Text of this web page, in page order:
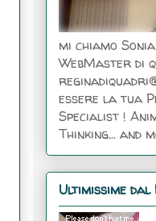
mi chiamo
WebMaster di
essere la tua
Specialist !
Thinking... and
Ultimissime dal